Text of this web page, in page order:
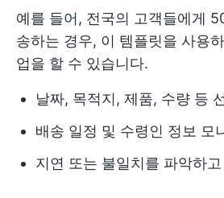
예를 들어, 전국의 고객들에게
송하는 경우, 이 템플릿을 사용
업을 할 수 있습니다.
날짜, 목적지, 제품, 수량 등
배송 일정 및 수령인 정보 모
지연 또는 불일치를 파악하고